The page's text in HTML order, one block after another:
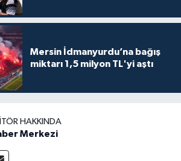
Mersin İdmanyurdu’na bağış
miktarı 1,5 milyon TL'yi aştı
HAKKINDA
Merkezi